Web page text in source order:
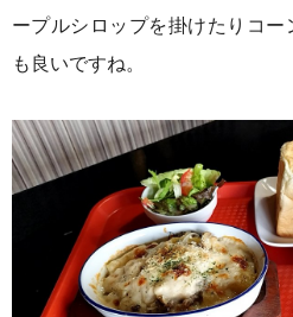
ープルシロップを掛けたりコ
も良いですね。